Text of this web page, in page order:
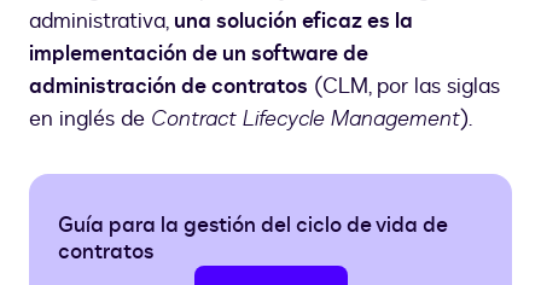
administrativa, una solución eficaz es la
implementación de un software de
administración de contratos (CLM, por las siglas
en inglés de Contract Lifecycle Management).
Guía para la gestión del ciclo de vida de
contratos